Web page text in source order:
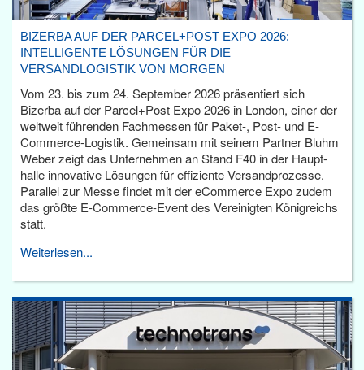
BIZERBA AUF DER PARCEL+POST EXPO 2026:
INTELLIGENTE LÖSUNGEN FÜR DIE
VERSANDLOGISTIK VON MORGEN
Vom 23. bis zum 24. September 2026 präsentiert sich
Bizerba auf der Parcel+Post Expo 2026 in London, einer der
weltweit führenden Fachmessen für Paket-, Post- und E-
Commerce-Logistik. Gemeinsam mit seinem Partner Bluhm
Weber zeigt das Unternehmen an Stand F40 in der Haupt­
halle innovative Lösungen für effiziente Versandprozesse.
Parallel zur Messe findet mit der eCommerce Expo zudem
das größte E-Commerce-Event des Vereinigten Königreichs
statt.
Weiterlesen...